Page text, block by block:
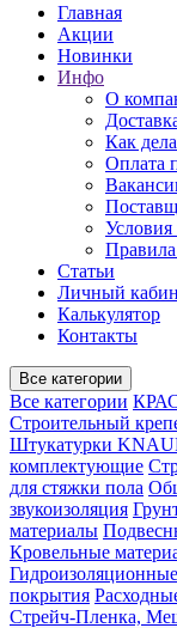
Главная
Акции
Новинки
Инфо
О
Как
Оплата
Условия
Статьи
Личный
Калькулятор
Контакты
Все категории
Все категории
Строительный
Штукатурки
комплектующие
для стяжки пола
звукоизоляция
материалы
Кровельные
покрытия
Стрейч-Пленка,